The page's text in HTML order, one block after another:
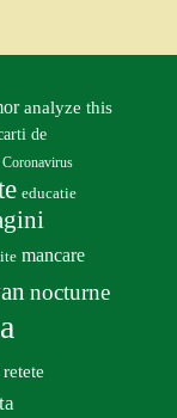
analyze this
de
Coronavirus
educatie
mancare
nocturne
retete